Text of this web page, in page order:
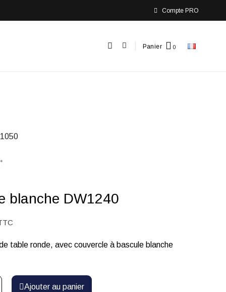
Compte PRO
Panier
blanche DW1240
table ronde, avec couvercle à bascule blanche
Ajouter au panier